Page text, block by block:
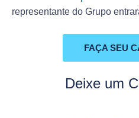
representante do Grupo
FAÇA SEU
Deixe um